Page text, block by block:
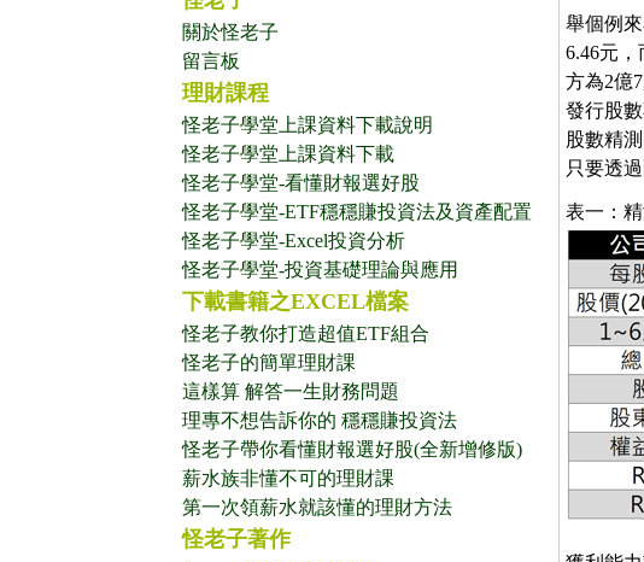
關於怪老子
留言板
理財課程
怪老子學堂上課資料下載說明
怪老子學堂上課資料下載
怪老子學堂-看懂財報選好股
怪老子學堂-ETF穩穩賺投資法及資產配置
怪老子學堂-Excel投資分析
怪老子學堂-投資基礎理論與應用
下載書籍之EXCEL檔案
怪老子教你打造超值ETF組合
怪老子的簡單理財課
這樣算 解答一生財務問題
理專不想告訴你的 穩穩賺投資法
怪老子帶你看懂財報選好股(全新增修版)
薪水族非懂不可的理財課
第一次領薪水就該懂的理財方法
怪老子著作
舉個例
6.46元
方為2億
發行股
股數精
只要透
表一：